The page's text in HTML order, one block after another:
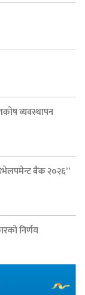
व्यवस्थापन
बैंक २०२६”
निर्णय